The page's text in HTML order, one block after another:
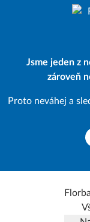
Jsme jeden z
zároveň
Proto neváhej a